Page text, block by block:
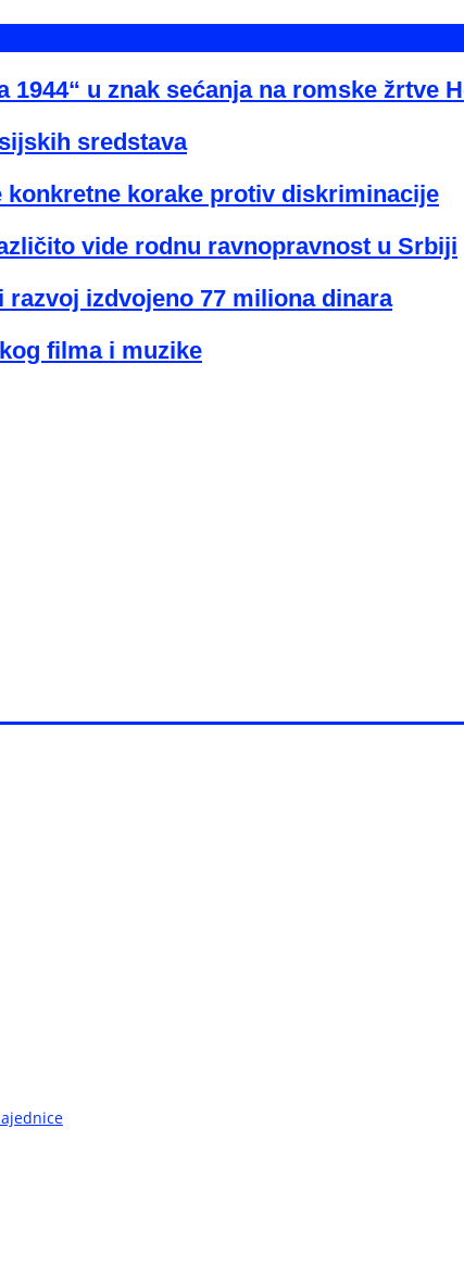
u znak sećanja na romske žrtve
sredstava
korake protiv diskriminacije
vide rodnu ravnopravnost u Srbiji
izdvojeno 77 miliona dinara
filma i muzike